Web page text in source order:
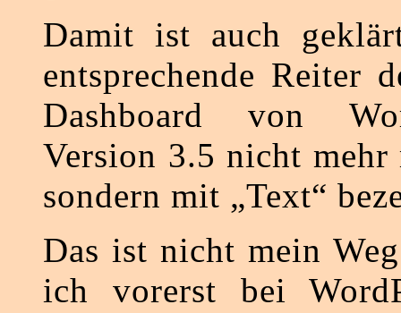
Damit ist auch
entsprechende Reiter
Dashboard von
Version 3.5 nicht
sondern mit „Text“
Das ist nicht mein
ich vorerst bei